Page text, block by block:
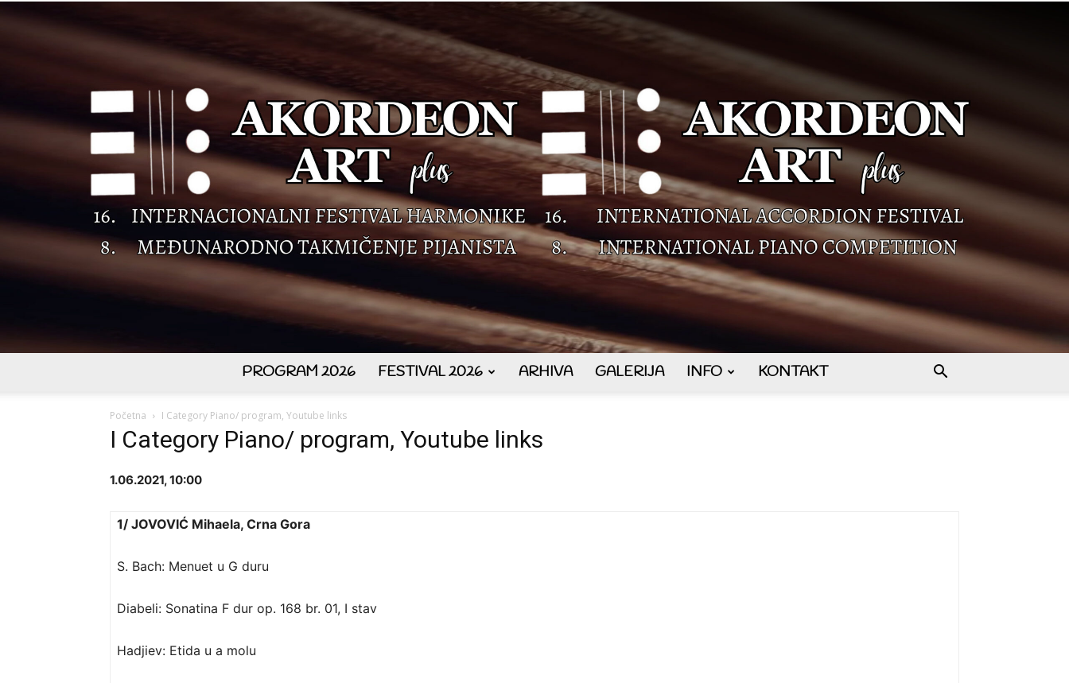
PROGRAM 2026 FESTIVAL 2026 ARHIVA GALERIJA INFO KONTAKT
Početna I Category Piano/ program, Youtube links
I Category Piano/ program, Youtube links
1.06.2021, 10:00
1/ JOVOVIĆ Mihaela, Crna Gora
S. Bach: Menuet u G duru
Diabeli: Sonatina F dur op. 168 br. 01, I stav
Hadjiev: Etida u a molu